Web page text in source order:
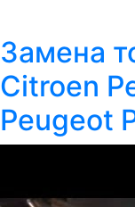
Замена
Citroen
Peugeot